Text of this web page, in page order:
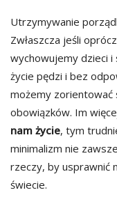
Utrzymywanie
Zwłaszcza jeśli
wychowujemy dzieci
życie pędzi i bez
możemy zorientować
obowiązków. Im
nam życie, tym
minimalizm nie
rzeczy, by usprawnić
świecie.